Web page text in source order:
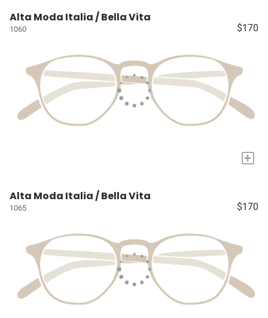
Alta Moda Italia / Bella Vita
1060 $170
+
Alta Moda Italia / Bella Vita
1065 $170